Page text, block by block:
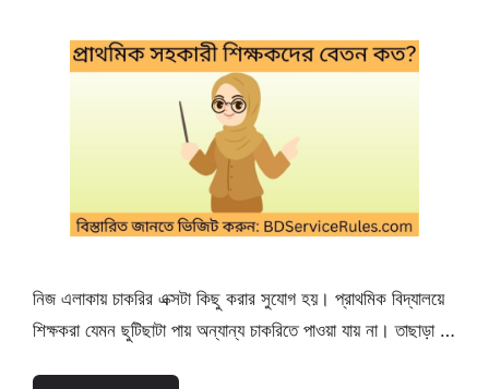
নিজ এলাকায় চাকরির এক্সটা কিছু করার সুযোগ হয়। প্রাথমিক বিদ্যালয়ে
শিক্ষকরা যেমন ছুটিছাটা পায় অন্যান্য চাকরিতে পাওয়া যায় না। তাছাড়া …